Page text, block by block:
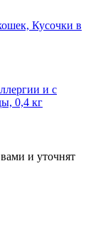
Кусочки в
и с
0,4 кг
и уточнят